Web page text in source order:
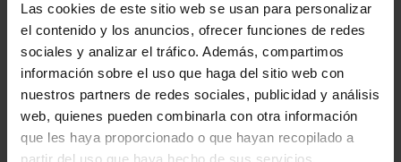
Las cookies de este sitio web se usan para personalizar
el contenido y los anuncios, ofrecer funciones de redes
sociales y analizar el tráfico. Además, compartimos
información sobre el uso que haga del sitio web con
nuestros partners de redes sociales, publicidad y análisis
web, quienes pueden combinarla con otra información
que les haya proporcionado o que hayan recopilado a
SEMÁFORO
37,99 €
45,97 €